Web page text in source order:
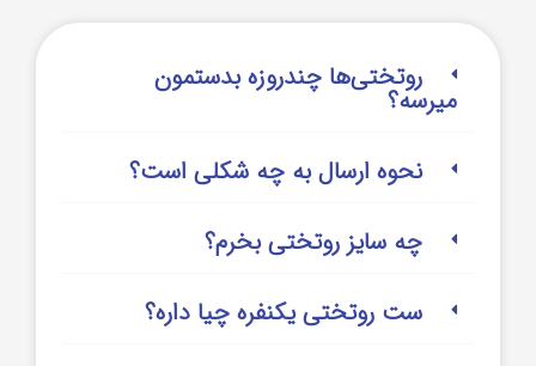
روتختی‌‌ها چندروزه بدستمون
میرسه؟
نحوه ارسال به چه شکلی است؟
چه سایز روتختی بخرم؟
ست روتختی یکنفره چیا داره؟